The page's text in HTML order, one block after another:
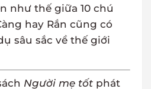
như thế giữa 10 chú
hay Rắn cũng có
sâu sắc về thế giới
Người mẹ tốt phát